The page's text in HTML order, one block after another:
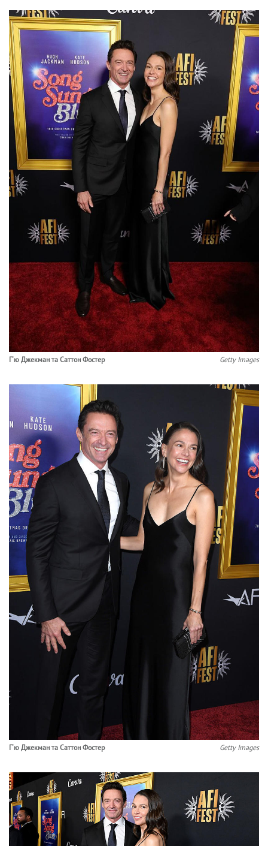
Г'ю Джекман та Саттон Фостер Getty Images
Г'ю Джекман та Саттон Фостер Getty Images